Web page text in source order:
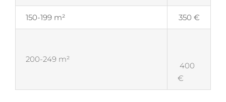
150-199 m² 350 €
200-249 m²
400
€